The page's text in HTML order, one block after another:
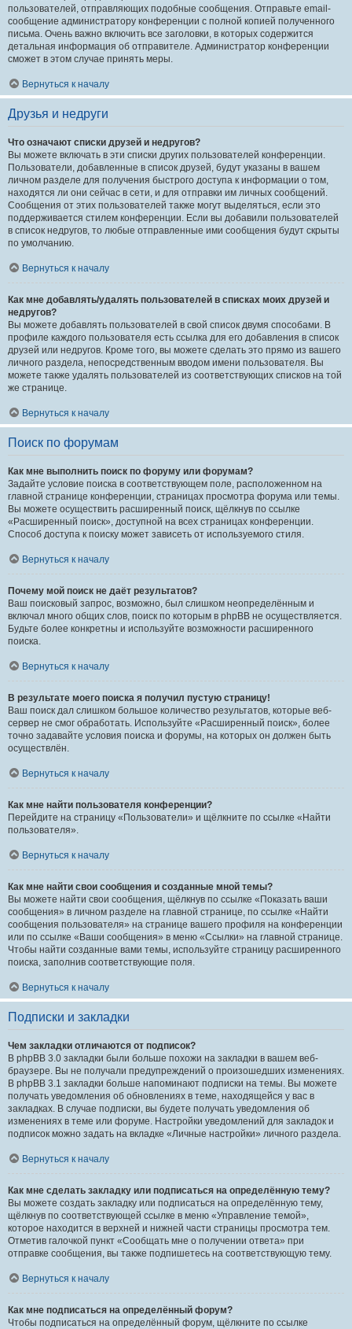
пользователей, отправляющих подобные сообщения. Отправьте email-
сообщение администратору конференции с полной копией полученного
письма. Очень важно включить все заголовки, в которых содержится
детальная информация об отправителе. Администратор конференции
сможет в этом случае принять меры.
Вернуться к началу
Друзья и недруги
Что означают списки друзей и недругов?
Вы можете включать в эти списки других пользователей конференции.
Пользователи, добавленные в список друзей, будут указаны в вашем
личном разделе для получения быстрого доступа к информации о том,
находятся ли они сейчас в сети, и для отправки им личных сообщений.
Сообщения от этих пользователей также могут выделяться, если это
поддерживается стилем конференции. Если вы добавили пользователей
в список недругов, то любые отправленные ими сообщения будут скрыты
по умолчанию.
Вернуться к началу
Как мне добавлять/удалять пользователей в списках моих друзей и
недругов?
Вы можете добавлять пользователей в свой список двумя способами. В
профиле каждого пользователя есть ссылка для его добавления в список
друзей или недругов. Кроме того, вы можете сделать это прямо из вашего
личного раздела, непосредственным вводом имени пользователя. Вы
можете также удалять пользователей из соответствующих списков на той
же странице.
Вернуться к началу
Поиск по форумам
Как мне выполнить поиск по форуму или форумам?
Задайте условие поиска в соответствующем поле, расположенном на
главной странице конференции, страницах просмотра форума или темы.
Вы можете осуществить расширенный поиск, щёлкнув по ссылке
«Расширенный поиск», доступной на всех страницах конференции.
Способ доступа к поиску может зависеть от используемого стиля.
Вернуться к началу
Почему мой поиск не даёт результатов?
Ваш поисковый запрос, возможно, был слишком неопределённым и
включал много общих слов, поиск по которым в phpBB не осуществляется.
Будьте более конкретны и используйте возможности расширенного
поиска.
Вернуться к началу
В результате моего поиска я получил пустую страницу!
Ваш поиск дал слишком большое количество результатов, которые веб-
сервер не смог обработать. Используйте «Расширенный поиск», более
точно задавайте условия поиска и форумы, на которых он должен быть
осуществлён.
Вернуться к началу
Как мне найти пользователя конференции?
Перейдите на страницу «Пользователи» и щёлкните по ссылке «Найти
пользователя».
Вернуться к началу
Как мне найти свои сообщения и созданные мной темы?
Вы можете найти свои сообщения, щёлкнув по ссылке «Показать ваши
сообщения» в личном разделе на главной странице, по ссылке «Найти
сообщения пользователя» на странице вашего профиля на конференции
или по ссылке «Ваши сообщения» в меню «Ссылки» на главной странице.
Чтобы найти созданные вами темы, используйте страницу расширенного
поиска, заполнив соответствующие поля.
Вернуться к началу
Подписки и закладки
Чем закладки отличаются от подписок?
В phpBB 3.0 закладки были больше похожи на закладки в вашем веб-
браузере. Вы не получали предупреждений о произошедших изменениях.
В phpBB 3.1 закладки больше напоминают подписки на темы. Вы можете
получать уведомления об обновлениях в теме, находящейся у вас в
закладках. В случае подписки, вы будете получать уведомления об
изменениях в теме или форуме. Настройки уведомлений для закладок и
подписок можно задать на вкладке «Личные настройки» личного раздела.
Вернуться к началу
Как мне сделать закладку или подписаться на определённую тему?
Вы можете создать закладку или подписаться на определённую тему,
щёлкнув по соответствующей ссылке в меню «Управление темой»,
которое находится в верхней и нижней части страницы просмотра тем.
Отметив галочкой пункт «Сообщать мне о получении ответа» при
отправке сообщения, вы также подпишетесь на соответствующую тему.
Вернуться к началу
Как мне подписаться на определённый форум?
Чтобы подписаться на определённый форум, щёлкните по ссылке